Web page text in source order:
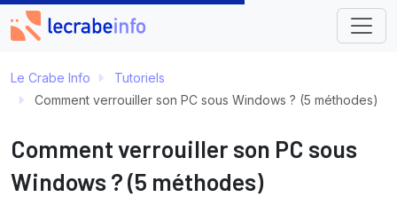
Le Crabe Info
Tutoriels
Comment verrouiller son PC sous Windows ? (5 méthodes)
Comment verrouiller son PC sous
Windows ? (5 méthodes)